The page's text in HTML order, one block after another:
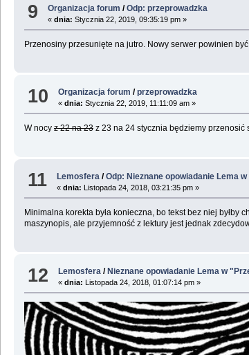
9 Organizacja forum /Odp: przeprowadzka
«dnia: Stycznia 22, 2019, 09:35:19 pm »
Przenosiny przesunięte na jutro. Nowy serwer powinien
10 Organizacja forum /przeprowadzka
«dnia: Stycznia 22, 2019, 11:11:09 am »
W nocy z 22 na 23z 23 na 24 stycznia będziemy przenosić
11 Lemosfera /Odp: Nieznane opowiadanie Lema
«dnia: Listopada 24, 2018, 03:21:35 pm »
Minimalna korekta była konieczna, bo tekst bez niej
maszynopis, ale przyjemność z lektury jest jednak
12 Lemosfera / Nieznane opowiadanie Lema w
«dnia: Listopada 24, 2018, 01:07:14 pm »